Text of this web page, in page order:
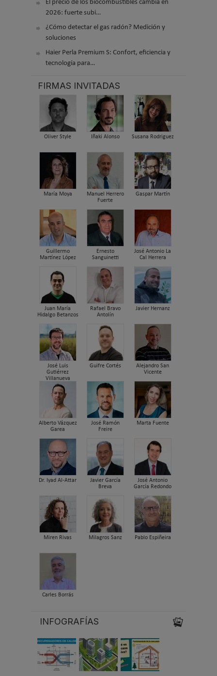
El precio de los biocombustibles cambia en
2026: fuerte subi…
¿Cómo detectar el gas radón? Medición y
soluciones
Haier Perla Premium S: Confort, eficiencia y
tecnología para…
FIRMAS INVITADAS
Oliver Style Iñaki Alonso Susana Rodriguez
María Moya
Manuel Herrero
Fuerte
Gaspar Martín
Guillermo
Martínez López
Ernesto
Sanguinetti
José Antonio La
Cal Herrera
Juan María
Hidalgo Betanzos
Rafael Bravo
Antolín
Javier Hernanz
José Luis
Gutiérrez
Villanueva
Guifre Cortés
Alejandro San
Vicente
Alberto Vázquez
Garea
José Ramón
Freire
Marta Fuente
Dr. Iyad Al-Attar
Javier García
Breva
José Antonio
García Redondo
Miren Rivas Milagros Sanz Pablo Espiñeira
Carles Borrás
INFOGRAFÍAS